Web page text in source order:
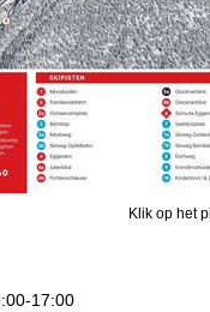
17:00
Klik op het